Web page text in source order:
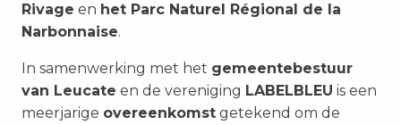
Rivage en het Parc Naturel Régional de la
Narbonnaise.
In samenwerking met het gemeentebestuur
van Leucate en de vereniging LABELBLEU is een
meerjarige overeenkomst getekend om de